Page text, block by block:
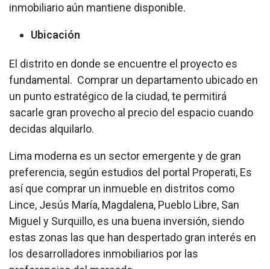
inmobiliario aún mantiene disponible.
Ubicación
El distrito en donde se encuentre el proyecto es
fundamental. Comprar un departamento ubicado en
un punto estratégico de la ciudad, te permitirá
sacarle gran provecho al precio del espacio cuando
decidas alquilarlo.
Lima moderna es un sector emergente y de gran
preferencia, según estudios del portal Properati, Es
así que comprar un inmueble en distritos como
Lince, Jesús María, Magdalena, Pueblo Libre, San
Miguel y Surquillo, es una buena inversión, siendo
estas zonas las que han despertado gran interés en
los desarrolladores inmobiliarios por las